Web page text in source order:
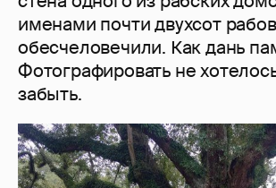
именами почти двухсот
обесчеловечили. Как дань
Фотографировать не
забыть.